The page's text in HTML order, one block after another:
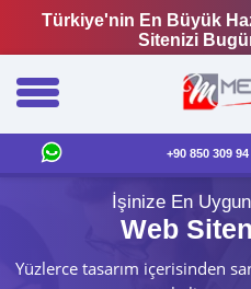
Türkiye'nin En Büyük
Sitenizi
+90 850 309 94
İşinize En
Web
Yüzlerce tasarım içerisinden